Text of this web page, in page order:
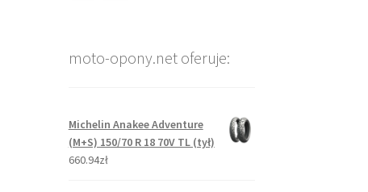
moto-opony.net oferuje:
Michelin Anakee Adventure
(M+S) 150/70 R 18 70V TL (tył)
660.94zł